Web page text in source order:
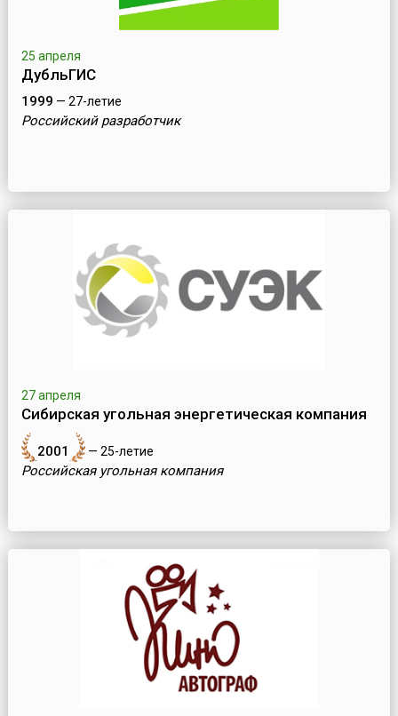
25 апреля
ДубльГИС
1999 — 27-летие
Российский разработчик
27 апреля
Сибирская угольная энергетическая компания
2001 — 25-летие
Российская угольная компания